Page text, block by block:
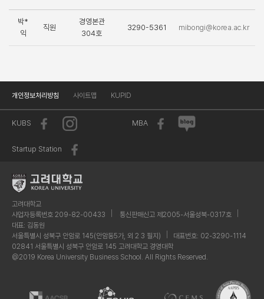
박*
익
직원
경영본관
304호
3290-5361 mibongi@korea.ac.kr
개인정보처리방침 사이트맵 KUPID
KUBS MBA
Startup Station
고려대학교
사업자등록번호 209-82-00433
통신판매신고 제2005-서울성북-0317호
대표: 김동원
서울특별시 성북구 안암로 145(안암동5가, 외 2 3 필지)
대표번호: 02-3290-1114
02841 서울특별시 성북구 안암로 145 고려대학교 경영대학
@2019 Korea University Business School. All Rights Reserved.